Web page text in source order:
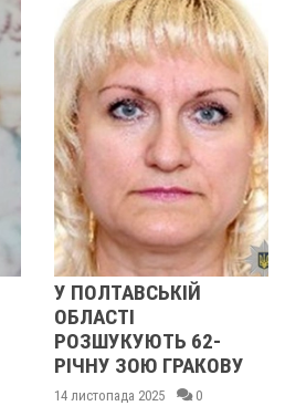
У ПОЛТАВСЬКІЙ
ОБЛАСТІ
РОЗШУКУЮТЬ 62-
РІЧНУ ЗОЮ ГРАКОВУ
14 листопада 2025 0